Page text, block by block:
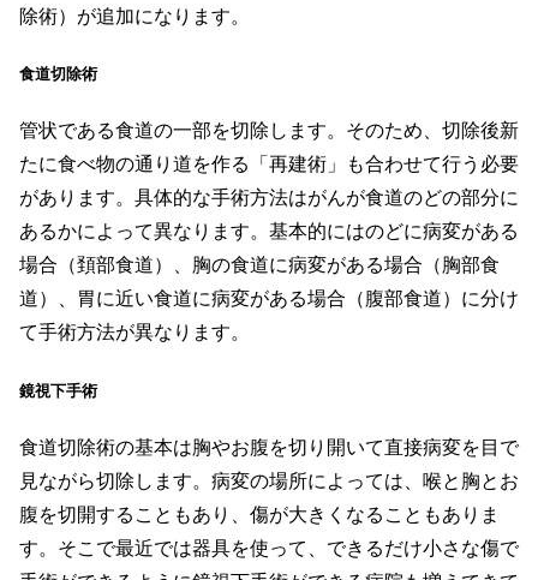
除術）が追加になります。
食道切除術
管状である食道の一部を切除します。そのため、切除後新
たに食べ物の通り道を作る「再建術」も合わせて行う必要
があります。具体的な手術方法はがんが食道のどの部分に
あるかによって異なります。基本的にはのどに病変がある
場合（頚部食道）、胸の食道に病変がある場合（胸部食
道）、胃に近い食道に病変がある場合（腹部食道）に分け
て手術方法が異なります。
鏡視下手術
食道切除術の基本は胸やお腹を切り開いて直接病変を目で
見ながら切除します。病変の場所によっては、喉と胸とお
腹を切開することもあり、傷が大きくなることもありま
す。そこで最近では器具を使って、できるだけ小さな傷で